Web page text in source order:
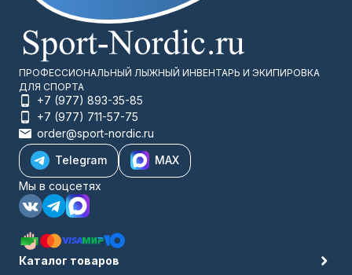
ПРОФЕССИОНАЛЬНЫЙ ЛЫЖНЫЙ ИНВЕНТАРЬ И ЭКИПИРОВКА
ДЛЯ СПОРТА
+7 (977) 893-35-85
+7 (977) 711-57-75
order@sport-nordic.ru
Telegram
MAX
Мы в соцсетях
Каталог товаров